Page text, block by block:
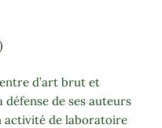
d’art brut et
de ses auteurs
activité de laboratoire